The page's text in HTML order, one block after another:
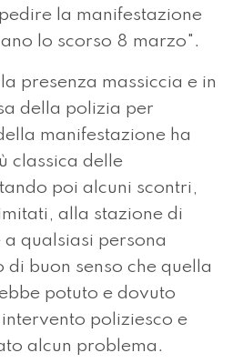
la manifestazione
lo scorso 8 marzo".
presenza massiccia e in
della polizia per
manifestazione ha
classica delle
poi alcuni scontri,
alla stazione di
qualsiasi persona
buon senso che quella
potuto e dovuto
poliziesco e
alcun problema.